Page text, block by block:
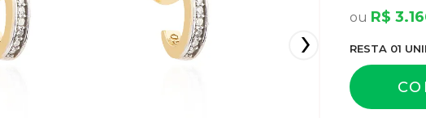
R$
RESTA 01